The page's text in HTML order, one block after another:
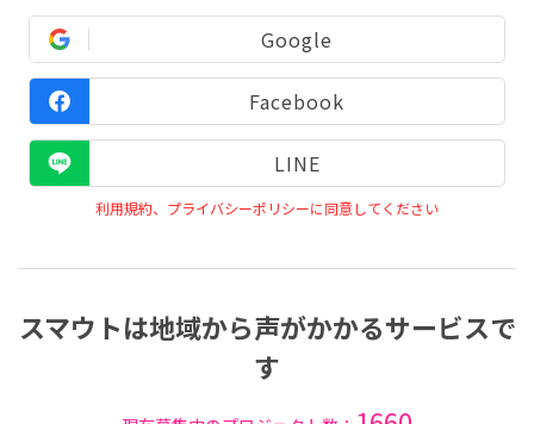
Google
Facebook
LINE
利用規約、プライバシーポリシーに同意してください
スマウトは地域から声がかかるサービスで
す